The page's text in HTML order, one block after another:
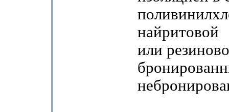
найритовой
или